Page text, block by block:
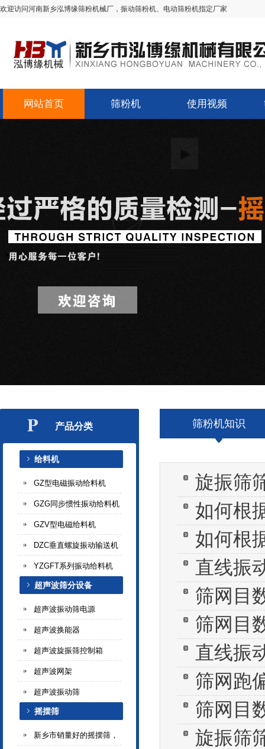
欢迎访问河南新乡泓博缘筛粉机械厂，振动筛粉机、电动筛粉机指定厂家
网站首页 筛粉机 使用视频
产品分类
给料机
GZ型电磁振动给料机
GZG同步惯性振动给料机
GZV型电磁给料机
DZC垂直螺旋振动输送机
YZGFT系列振动给料机
超声波筛分设备
超声波振动筛电源
超声波换能器
超声波旋振筛控制箱
超声波网架
超声波振动筛
摇摆筛
新乡市销量好的摇摆筛，
筛粉机知识
旋振筛
如何根
如何根
直线振
筛网目
筛网目
直线振
筛网跑
筛网目
旋振筛